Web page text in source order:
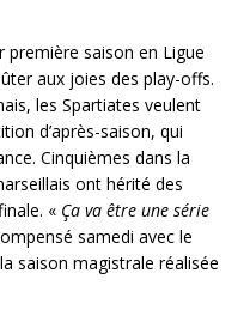
première saison en Ligue
aux joies des play-offs.
les Spartiates veulent
d’après-saison, qui
Cinquièmes dans la
ont hérité des
« Ça va être une série
samedi avec le
saison magistrale réalisée